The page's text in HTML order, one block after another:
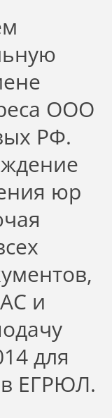
ООО
РФ.
юр
и
для
в ЕГРЮЛ.